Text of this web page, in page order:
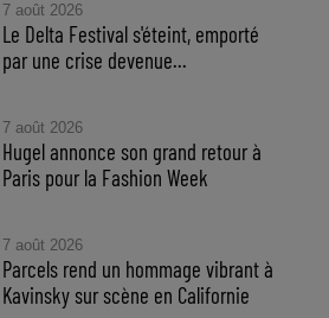
7 août 2026
Le Delta Festival s'éteint, emporté
par une crise devenue...
7 août 2026
Hugel annonce son grand retour à
Paris pour la Fashion Week
7 août 2026
Parcels rend un hommage vibrant à
Kavinsky sur scène en Californie